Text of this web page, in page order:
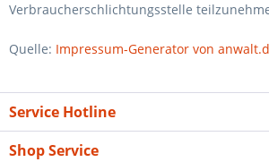
Verbraucherschlichtungsstelle
Quelle: Impressum-Generator von
Service Hotline
Shop Service